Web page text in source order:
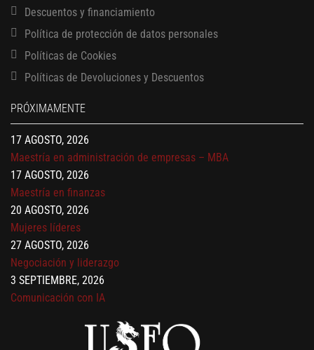
Descuentos y financiamiento
Política de protección de datos personales
Políticas de Cookies
Políticas de Devoluciones y Descuentos
PRÓXIMAMENTE
13 AGOSTO, 2026
17 AGOSTO, 2026
Gerencia de empresas familiares
17 AGOSTO, 2026
Maestría en administración de empresas – MBA
17 AGOSTO, 2026
Maestría en finanzas
20 AGOSTO, 2026
Mujeres líderes
27 AGOSTO, 2026
Negociación y liderazgo
3 SEPTIEMBRE, 2026
Comunicación con IA
Gobernanza de datos